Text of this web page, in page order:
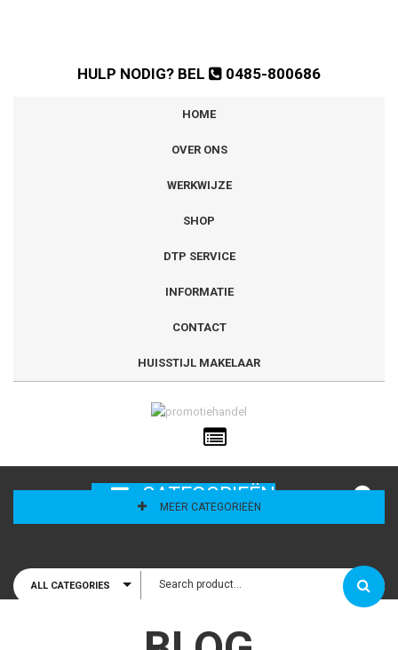
HULP NODIG? BEL 0485-800686
HOME
OVER ONS
WERKWIJZE
SHOP
DTP SERVICE
INFORMATIE
CONTACT
HUISSTIJL MAKELAAR
CATEGORIEËN
MEER CATEGORIEËN
ALL CATEGORIES